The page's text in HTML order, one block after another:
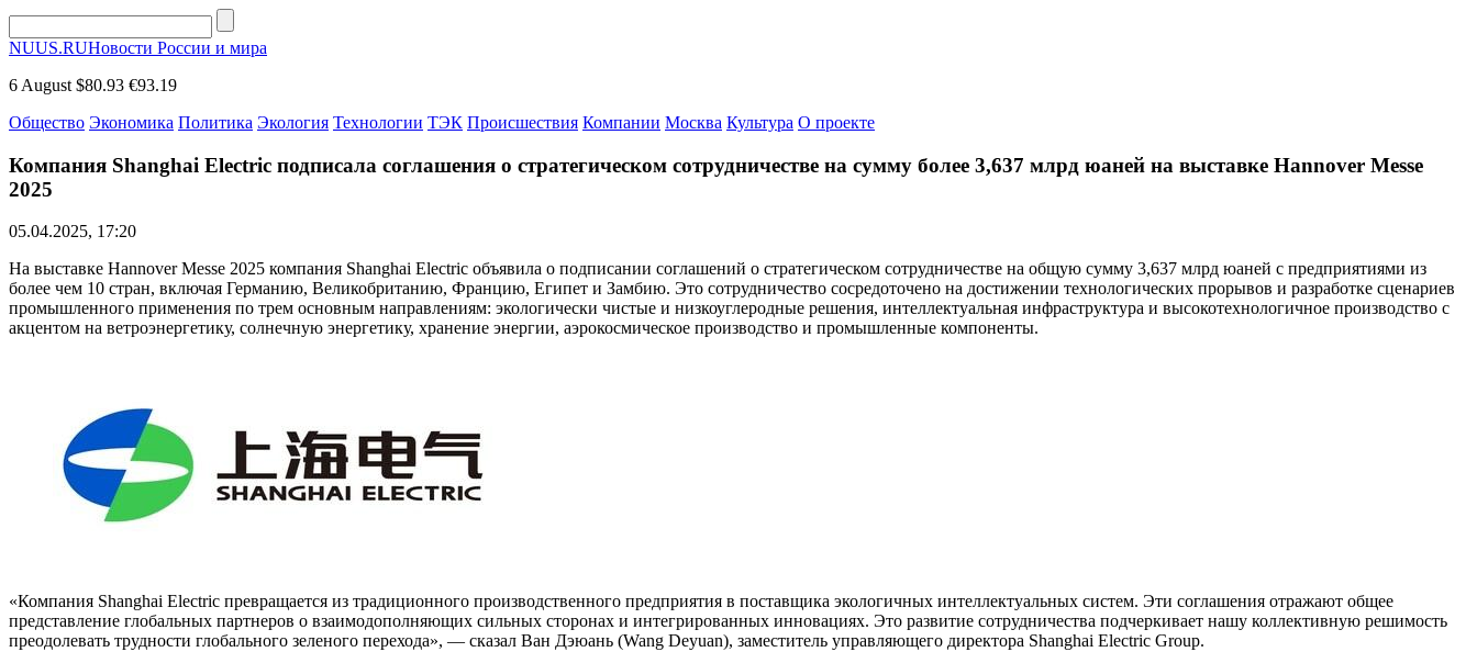
NUUS.RUНовости России и мира
6 August $80.93 €93.19
Общество Экономика Политика Экология Технологии ТЭК Происшествия Компании Москва Культура О проекте
Компания Shanghai Electric подписала соглашения о стратегическом сотрудничестве на сумму более 3,637 млрд юаней на выставке Hannover Messe
2025
05.04.2025, 17:20
На выставке Hannover Messe 2025 компания Shanghai Electric объявила о подписании соглашений о стратегическом сотрудничестве на общую сумму 3,637 млрд юаней с предприятиями из
более чем 10 стран, включая Германию, Великобританию, Францию, Египет и Замбию. Это сотрудничество сосредоточено на достижении технологических прорывов и разработке сценариев
промышленного применения по трем основным направлениям: экологически чистые и низкоуглеродные решения, интеллектуальная инфраструктура и высокотехнологичное производство с
акцентом на ветроэнергетику, солнечную энергетику, хранение энергии, аэрокосмическое производство и промышленные компоненты.
«Компания Shanghai Electric превращается из традиционного производственного предприятия в поставщика экологичных интеллектуальных систем. Эти соглашения отражают общее
представление глобальных партнеров о взаимодополняющих сильных сторонах и интегрированных инновациях. Это развитие сотрудничества подчеркивает нашу коллективную решимость
преодолевать трудности глобального зеленого перехода», — сказал Ван Дэюань (Wang Deyuan), заместитель управляющего директора Shanghai Electric Group.